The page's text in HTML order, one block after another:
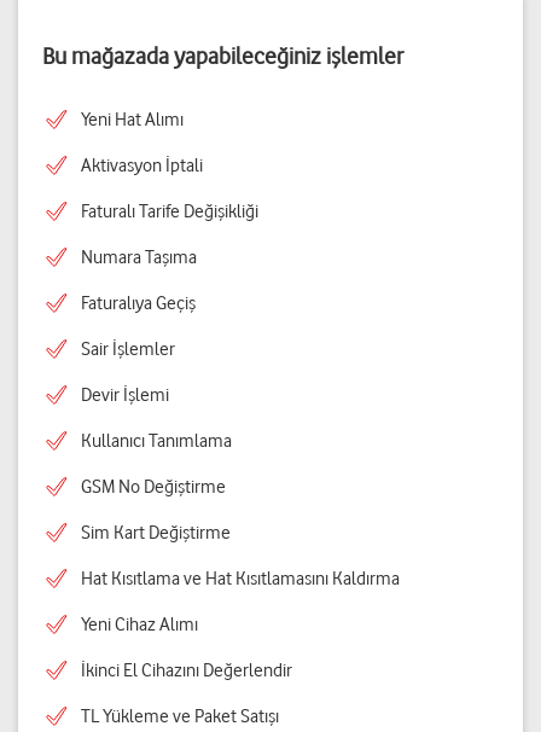
Bu mağazada yapabileceğiniz işlemler
Yeni Hat Alımı
Aktivasyon İptali
Faturalı Tarife Değişikliği
Numara Taşıma
Faturalıya Geçiş
Sair İşlemler
Devir İşlemi
Kullanıcı Tanımlama
GSM No Değiştirme
Sim Kart Değiştirme
Hat Kısıtlama ve Hat Kısıtlamasını Kaldırma
Yeni Cihaz Alımı
İkinci El Cihazını Değerlendir
TL Yükleme ve Paket Satışı